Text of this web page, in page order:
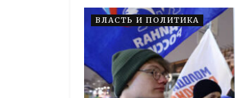
ВЛАСТЬ И ПОЛИТИКА